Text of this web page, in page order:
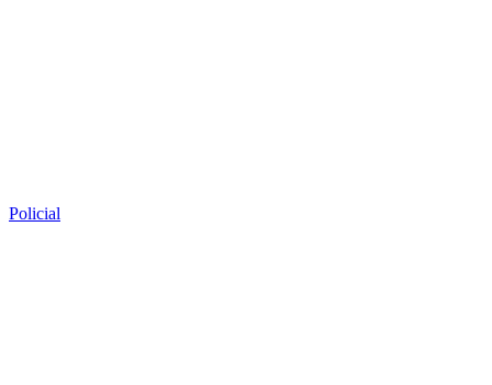
Policial